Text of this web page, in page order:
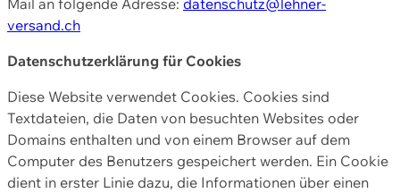
versand.ch
Datenschutzerklärung für Cookies
Diese Website verwendet Cookies. Cookies sind
Textdateien, die Daten von besuchten Websites oder
Domains enthalten und von einem Browser auf dem
Computer des Benutzers gespeichert werden. Ein Cookie
dient in erster Linie dazu, die Informationen über einen